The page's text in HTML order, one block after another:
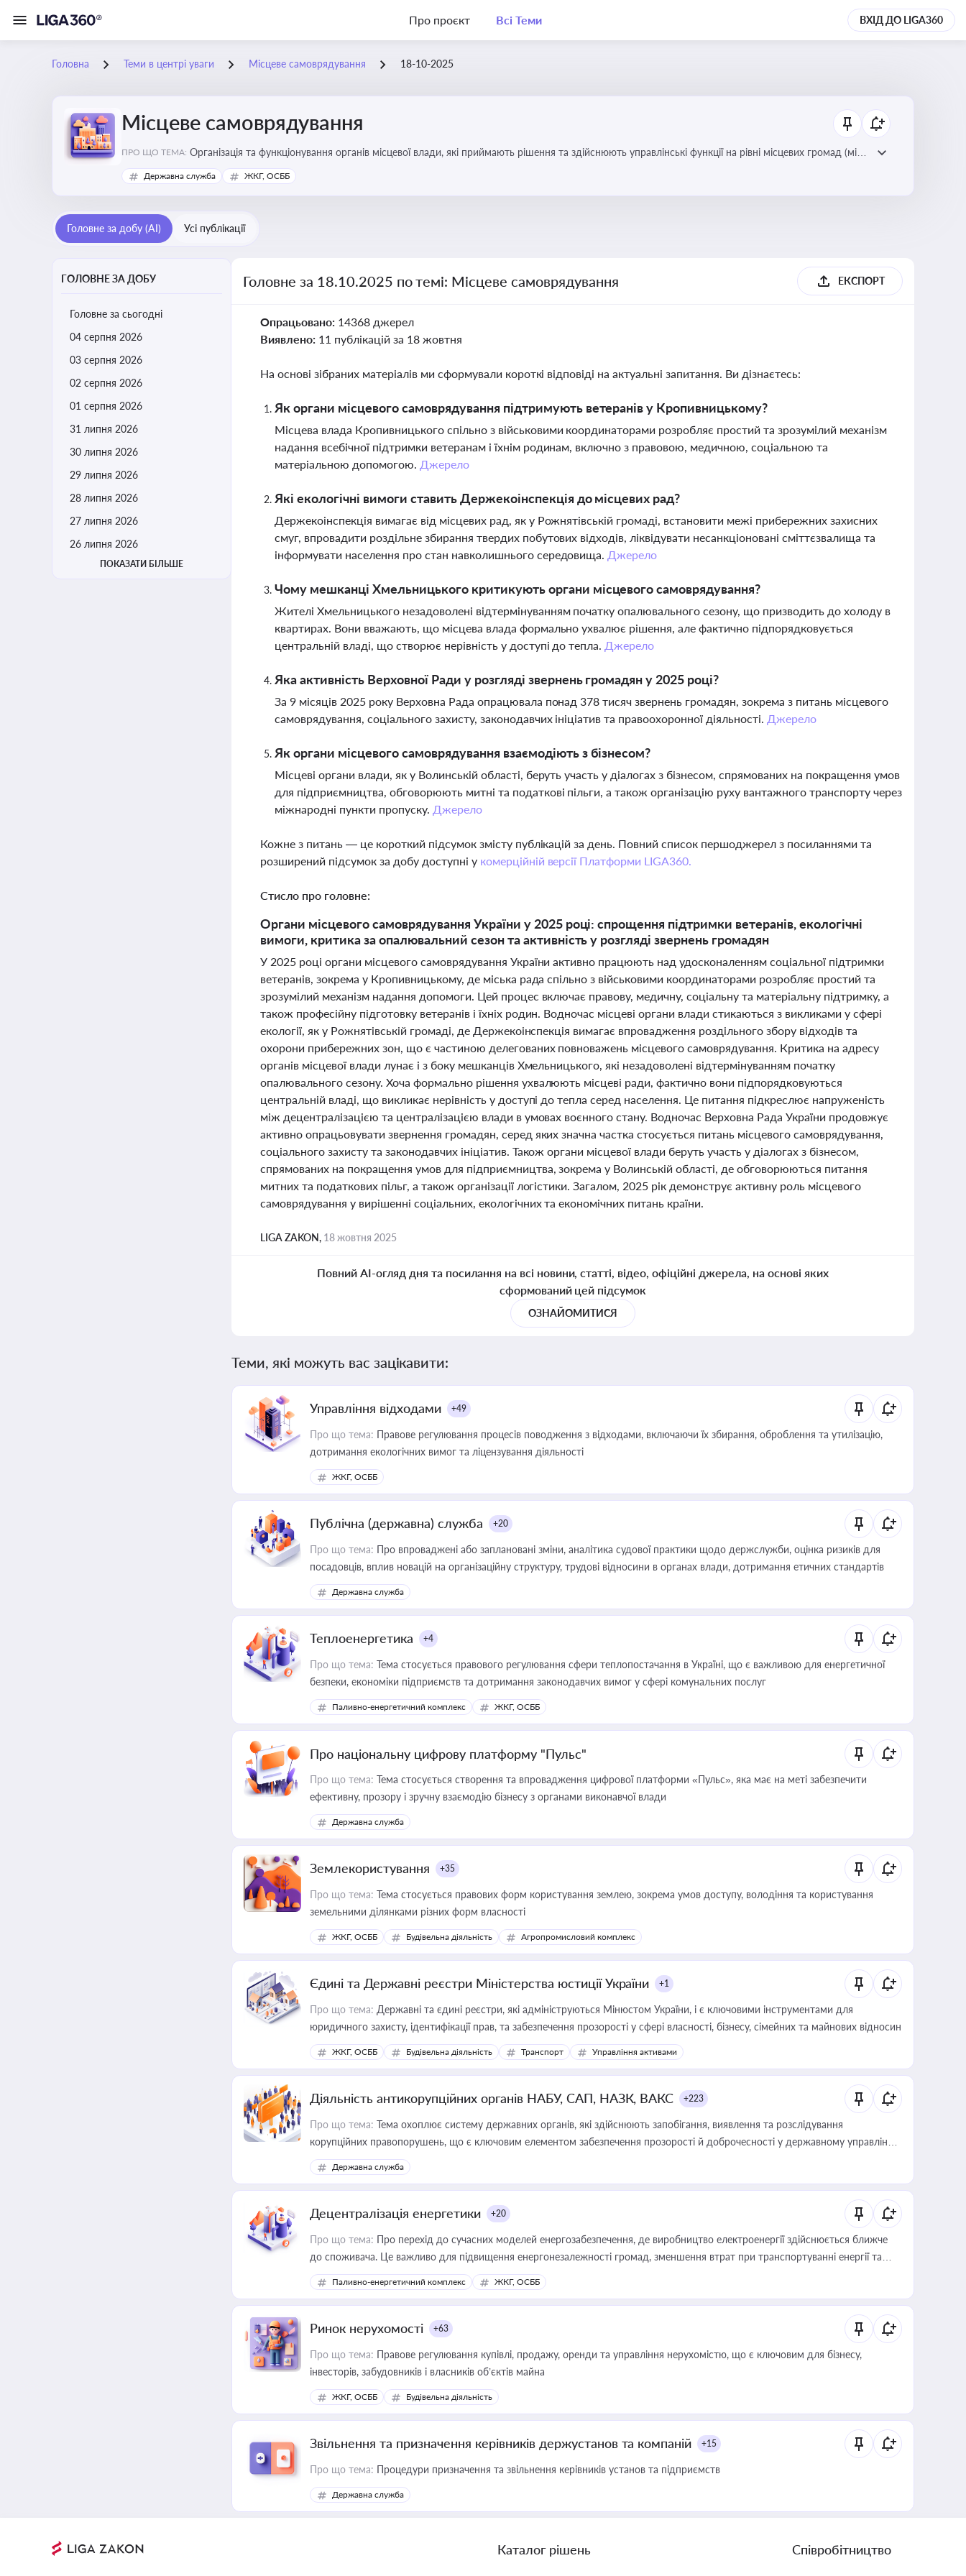
Про проєкт Всі Теми ВХІД ДО LIGA360
Головна Теми в центрі уваги Місцеве самоврядування 18-10-2025
Місцеве самоврядування
ПРО ЩО ТЕМА: Організація та функціонування органів місцевої влади, які приймають рішення та здійснюють управлінські функції на рівні місцевих громад (міст,
сіл, селищ)
Державна служба ЖКГ, ОСББ
Головне за добу (AI) Усі публікації
ГОЛОВНЕ ЗА ДОБУ
Головне за сьогодні
04 серпня 2026
03 серпня 2026
02 серпня 2026
01 серпня 2026
31 липня 2026
30 липня 2026
29 липня 2026
28 липня 2026
27 липня 2026
26 липня 2026
ПОКАЗАТИ БІЛЬШЕ
Головне за 18.10.2025 по темі: Місцеве самоврядування ЕКСПОРТ
Опрацьовано: 14368 джерел
Виявлено: 11 публікацій за 18 жовтня
На основі зібраних матеріалів ми сформували короткі відповіді на актуальні запитання. Ви дізнаєтесь:
Як органи місцевого самоврядування підтримують ветеранів у Кропивницькому?
Місцева влада Кропивницького спільно з військовими координаторами розробляє простий та зрозумілий механізм
надання всебічної підтримки ветеранам і їхнім родинам, включно з правовою, медичною, соціальною та
матеріальною допомогою. Джерело
Які екологічні вимоги ставить Держекоінспекція до місцевих рад?
Держекоінспекція вимагає від місцевих рад, як у Рожнятівській громаді, встановити межі прибережних захисних
смуг, впровадити роздільне збирання твердих побутових відходів, ліквідувати несанкціоновані сміттєзвалища та
інформувати населення про стан навколишнього середовища. Джерело
Чому мешканці Хмельницького критикують органи місцевого самоврядування?
Жителі Хмельницького незадоволені відтермінуванням початку опалювального сезону, що призводить до холоду в
квартирах. Вони вважають, що місцева влада формально ухвалює рішення, але фактично підпорядковується
центральній владі, що створює нерівність у доступі до тепла. Джерело
Яка активність Верховної Ради у розгляді звернень громадян у 2025 році?
За 9 місяців 2025 року Верховна Рада опрацювала понад 378 тисяч звернень громадян, зокрема з питань місцевого
самоврядування, соціального захисту, законодавчих ініціатив та правоохоронної діяльності. Джерело
Як органи місцевого самоврядування взаємодіють з бізнесом?
Місцеві органи влади, як у Волинській області, беруть участь у діалогах з бізнесом, спрямованих на покращення умов
для підприємництва, обговорюють митні та податкові пільги, а також організацію руху вантажного транспорту через
міжнародні пункти пропуску. Джерело
Кожне з питань — це короткий підсумок змісту публікацій за день. Повний список першоджерел з посиланнями та
розширений підсумок за добу доступні у комерційній версії Платформи LIGA360.
Стисло про головне:
Органи місцевого самоврядування України у 2025 році: спрощення підтримки ветеранів, екологічні
вимоги, критика за опалювальний сезон та активність у розгляді звернень громадян
У 2025 році органи місцевого самоврядування України активно працюють над удосконаленням соціальної підтримки
ветеранів, зокрема у Кропивницькому, де міська рада спільно з військовими координаторами розробляє простий та
зрозумілий механізм надання допомоги. Цей процес включає правову, медичну, соціальну та матеріальну підтримку, а
також професійну підготовку ветеранів і їхніх родин. Водночас місцеві органи влади стикаються з викликами у сфері
екології, як у Рожнятівській громаді, де Держекоінспекція вимагає впровадження роздільного збору відходів та
охорони прибережних зон, що є частиною делегованих повноважень місцевого самоврядування. Критика на адресу
органів місцевої влади лунає і з боку мешканців Хмельницького, які незадоволені відтермінуванням початку
опалювального сезону. Хоча формально рішення ухвалюють місцеві ради, фактично вони підпорядковуються
центральній владі, що викликає нерівність у доступі до тепла серед населення. Це питання підкреслює напруженість
між децентралізацією та централізацією влади в умовах воєнного стану. Водночас Верховна Рада України продовжує
активно опрацьовувати звернення громадян, серед яких значна частка стосується питань місцевого самоврядування,
соціального захисту та законодавчих ініціатив. Також органи місцевої влади беруть участь у діалогах з бізнесом,
спрямованих на покращення умов для підприємництва, зокрема у Волинській області, де обговорюються питання
митних та податкових пільг, а також організації логістики. Загалом, 2025 рік демонструє активну роль місцевого
самоврядування у вирішенні соціальних, екологічних та економічних питань країни.
LIGA ZAKON, 18 жовтня 2025
Повний AI-огляд дня та посилання на всі новини, статті, відео, офіційні джерела, на основі яких
сформований цей підсумок
ОЗНАЙОМИТИСЯ
Теми, які можуть вас зацікавити:
Управління відходами +49
Про що тема: Правове регулювання процесів поводження з відходами, включаючи їх збирання, оброблення та утилізацію,
дотримання екологічних вимог та ліцензування діяльності
ЖКГ, ОСББ
Публічна (державна) служба +20
Про що тема: Про впроваджені або заплановані зміни, аналітика судової практики щодо держслужби, оцінка ризиків для
посадовців, вплив новацій на організаційну структуру, трудові відносини в органах влади, дотримання етичних стандартів
Державна служба
Теплоенергетика +4
Про що тема: Тема стосується правового регулювання сфери теплопостачання в Україні, що є важливою для енергетичної
безпеки, економіки підприємств та дотримання законодавчих вимог у сфері комунальних послуг
Паливно-енергетичний комплекс ЖКГ, ОСББ
Про національну цифрову платформу "Пульс"
Про що тема: Тема стосується створення та впровадження цифрової платформи «Пульс», яка має на меті забезпечити
ефективну, прозору і зручну взаємодію бізнесу з органами виконавчої влади
Державна служба
Землекористування +35
Про що тема: Тема стосується правових форм користування землею, зокрема умов доступу, володіння та користування
земельними ділянками різних форм власності
ЖКГ, ОСББ Будівельна діяльність Агропромисловий комплекс
Єдині та Державні реєстри Міністерства юстиції України +1
Про що тема: Державні та єдині реєстри, які адмініструються Мінюстом України, і є ключовими інструментами для
юридичного захисту, ідентифікації прав, та забезпечення прозорості у сфері власності, бізнесу, сімейних та майнових відносин
ЖКГ, ОСББ Будівельна діяльність Транспорт Управління активами
Діяльність антикорупційних органів НАБУ, САП, НАЗК, ВАКС +223
Про що тема: Тема охоплює систему державних органів, які здійснюють запобігання, виявлення та розслідування
корупційних правопорушень, що є ключовим елементом забезпечення прозорості й доброчесності у державному управлінні
та бізнесі
Державна служба
Децентралізація енергетики +20
Про що тема: Про перехід до сучасних моделей енергозабезпечення, де виробництво електроенергії здійснюється ближче
до споживача. Це важливо для підвищення енергонезалежності громад, зменшення втрат при транспортуванні енергії та
стимулювання розвитку відновлюваних джерел
Паливно-енергетичний комплекс ЖКГ, ОСББ
Ринок нерухомості +63
Про що тема: Правове регулювання купівлі, продажу, оренди та управління нерухомістю, що є ключовим для бізнесу,
інвесторів, забудовників і власників об’єктів майна
ЖКГ, ОСББ Будівельна діяльність
Звільнення та призначення керівників держустанов та компаній +15
Про що тема: Процедури призначення та звільнення керівників установ та підприємств
Державна служба
Каталог рішень Співробітництво